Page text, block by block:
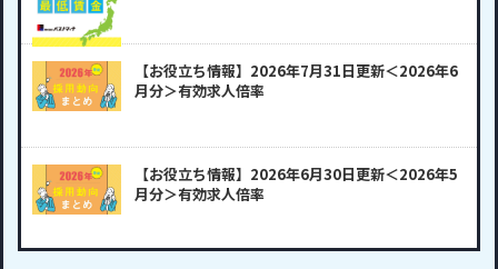
【お役立ち情報】2026年7月31日更新＜2026年6
月分＞有効求人倍率
【お役立ち情報】2026年6月30日更新＜2026年5
月分＞有効求人倍率